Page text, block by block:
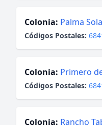
Colonia: Palma
Códigos Postales:
Colonia: Primero
Códigos Postales:
Colonia: Rancho